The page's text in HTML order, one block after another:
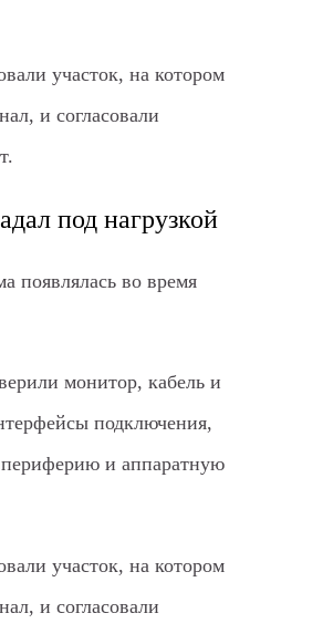
участок, на котором
и согласовали
под нагрузкой
появлялась во время
монитор, кабель и
подключения,
и аппаратную
участок, на котором
и согласовали